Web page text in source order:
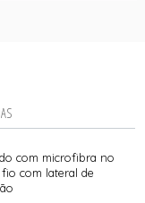
com microfibra no
com lateral de